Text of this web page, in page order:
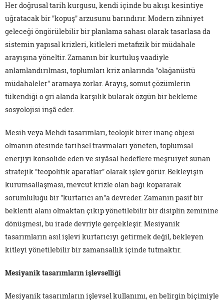
Her doğrusal tarih kurgusu, kendi içinde bu akışı kesintiye
uğratacak bir "kopuş" arzusunu barındırır. Modern zihniyet
geleceği öngörülebilir bir planlama sahası olarak tasarlasa da
sistemin yapısal krizleri, kitleleri metafizik bir müdahale
arayışına yöneltir. Zamanın bir kurtuluş vaadiyle
anlamlandırılması, toplumları kriz anlarında "olağanüstü
müdahaleler" aramaya zorlar. Arayış, somut çözümlerin
tükendiği o gri alanda karşılık bularak özgün bir bekleme
sosyolojisi inşâ eder.
Mesih veya Mehdi tasarımları, teolojik birer inanç objesi
olmanın ötesinde tarihsel travmaları yöneten, toplumsal
enerjiyi konsolide eden ve siyâsal hedeflere meşruiyet sunan
stratejik "teopolitik aparatlar" olarak işlev görür. Bekleyişin
kurumsallaşması, mevcut krizle olan bağı kopararak
sorumluluğu bir "kurtarıcı an"a devreder. Zamanın pasif bir
beklenti alanı olmaktan çıkıp yönetilebilir bir disiplin zeminine
dönüşmesi, bu irade devriyle gerçekleşir. Mesiyanik
tasarımların asıl işlevi kurtarıcıyı getirmek değil, bekleyen
kitleyi yönetilebilir bir zamansallık içinde tutmaktır.
Mesiyanik tasarımların işlevselliği
Mesiyanik tasarımların işlevsel kullanımı, en belirgin biçimiyle